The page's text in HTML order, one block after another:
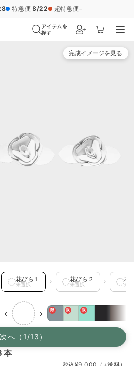
特急便 8/22 超特急便−
アイテムを
探す
完成イメージを見る
花びら１
未選択
花びら２
未選択
花
未
限 限 限
‹ ›
本
税込¥9,000 （+送料）
次へ（1/13）